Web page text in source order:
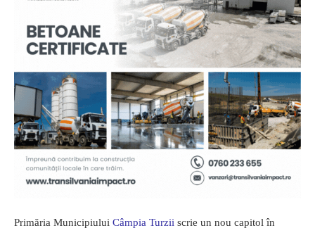
Primăria Municipiului Câmpia Turzii scrie un nou capitol în